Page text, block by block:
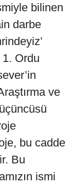
bilinen
darbe
Ordu
ve
bu cadde
Bu
ismi